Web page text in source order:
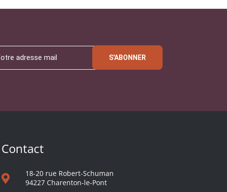
S'ABONNER
Contact
18-20 rue Robert-Schuman
94227 Charenton-le-Pont